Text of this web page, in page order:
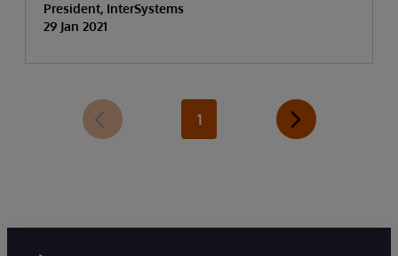
President, InterSystems
29 Jan 2021
1